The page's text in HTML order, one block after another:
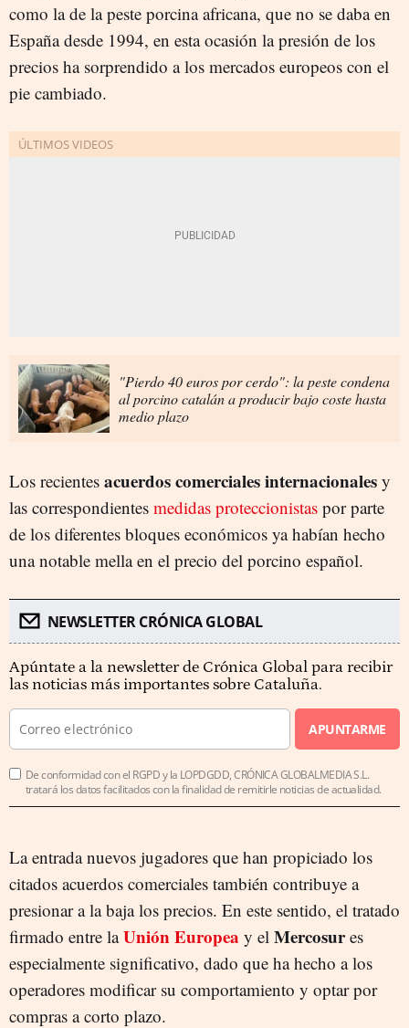
como la de la peste porcina africana, que no se daba en
España desde 1994, en esta ocasión la presión de los
precios ha sorprendido a los mercados europeos con el
pie cambiado.
"Pierdo 40 euros por cerdo": la peste condena
al porcino catalán a producir bajo coste hasta
medio plazo
Los recientes acuerdos comerciales internacionales y
las correspondientes medidas proteccionistas por parte
de los diferentes bloques económicos ya habían hecho
una notable mella en el precio del porcino español.
NEWSLETTER CRÓNICA GLOBAL
Apúntate a la newsletter de Crónica Global para recibir
las noticias más importantes sobre Cataluña.
APUNTARME
De conformidad con el RGPD y la LOPDGDD, CRÓNICA GLOBALMEDIA S.L.
tratará los datos facilitados con la finalidad de remitirle noticias de actualidad.
La entrada nuevos jugadores que han propiciado los
citados acuerdos comerciales también contribuye a
presionar a la baja los precios. En este sentido, el tratado
firmado entre laUnión Europea y el Mercosures
especialmente significativo, dado que ha hecho a los
operadores modificar su comportamiento y optar por
compras a corto plazo.